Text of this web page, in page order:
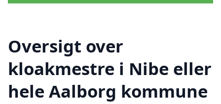
Oversigt over
kloakmestre i Nibe eller
hele Aalborg kommune